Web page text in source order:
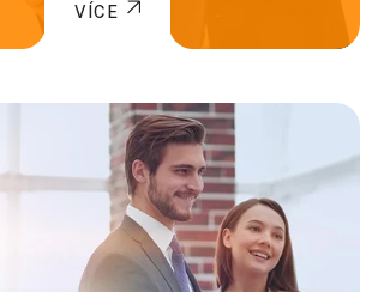
VÍCE